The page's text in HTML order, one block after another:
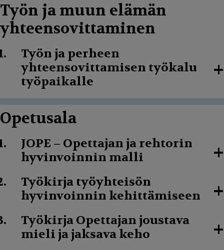
Työn ja muun elämän
yhteensovittaminen
Työn ja perheen
yhteensovittamisen työkalu
työpaikalle
+
Opetusala
JOPE – Opettajan ja rehtorin
hyvinvoinnin malli
+
Työkirja työyhteisön
hyvinvoinnin kehittämiseen
+
Työkirja Opettajan joustava
mieli ja jaksava keho
+